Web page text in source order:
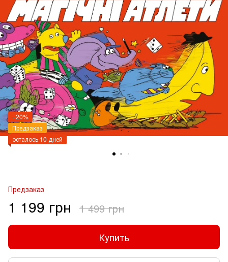
−20%
Предзаказ
осталось 10 дней
Предзаказ
1 199 грн 1 499 грн
Купить